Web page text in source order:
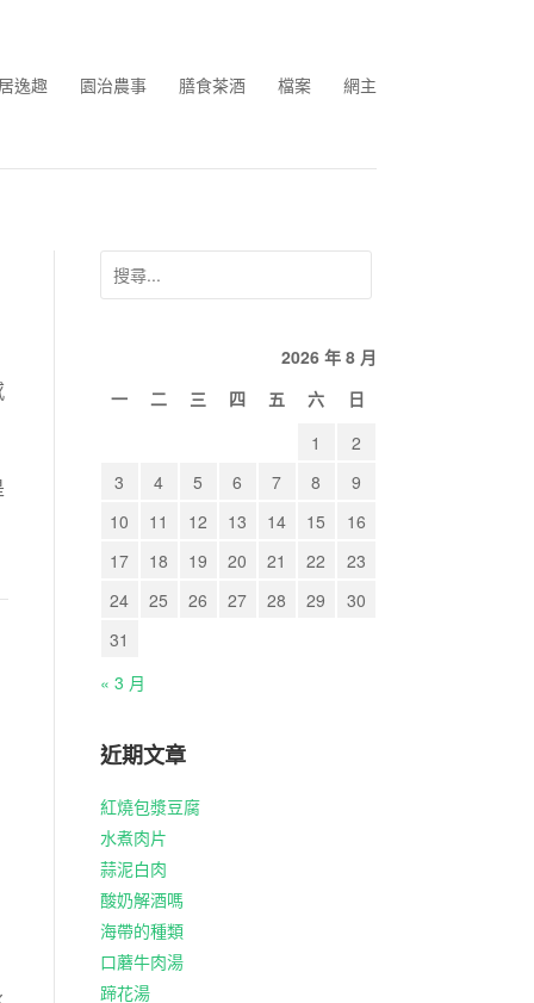
逸趣 園治農事 膳食茶酒 檔案 網主
尋
2026 年 8 月
一
二 三 四 五 六
日
1
2
3
4 5 6 7 8
9
10
11 12 13 14 15
16
17
18 19 20 21 22
23
24
25 26 27 28 29
30
31
« 3 月
近期文章
紅燒包漿豆腐
水煮肉片
蒜泥白肉
酸奶解酒嗎
海帶的種類
口蘑牛肉湯
蹄花湯